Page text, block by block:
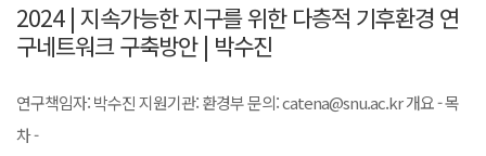
2024 | 지속가능한 지구를 위한 다층적 기후환경 연
구네트워크 구축방안 | 박수진
연구책임자: 박수진 지원기관: 환경부 문의: catena@snu.ac.kr 개요 - 목
차 -